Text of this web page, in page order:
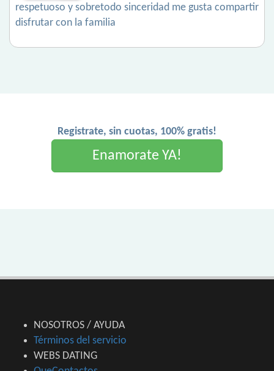
respetuoso y sobretodo sinceridad me gusta compartir
disfrutar con la familia
Registrate, sin cuotas, 100% gratis!
Enamorate YA!
NOSOTROS / AYUDA
Términos del servicio
WEBS DATING